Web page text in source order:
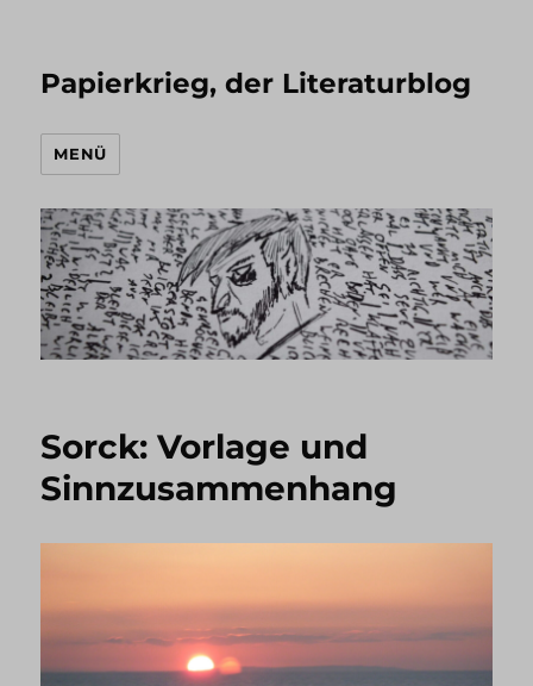
Papierkrieg, der Literaturblog
MENÜ
Sorck: Vorlage und
Sinnzusammenhang